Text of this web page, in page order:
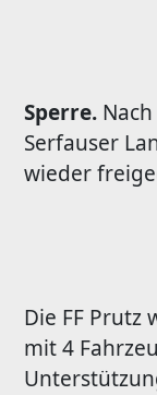
Sperre.
Serfauser
wieder
Die FF Prutz
mit 4